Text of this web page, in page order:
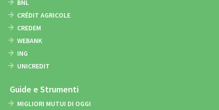
BNL
CRÉDIT AGRICOLE
CREDEM
WEBANK
ING
UNICREDIT
Guide e Strumenti
MIGLIORI MUTUI DI OGGI